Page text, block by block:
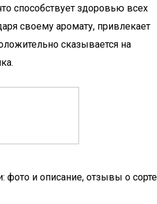
способствует здоровью всех
своему аромату, привлекает
сказывается на
фото и описание, отзывы о сорте